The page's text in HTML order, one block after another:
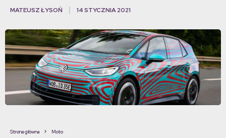
MATEUSZ ŁYSOŃ 14 STYCZNIA 2021
Strona główna Moto